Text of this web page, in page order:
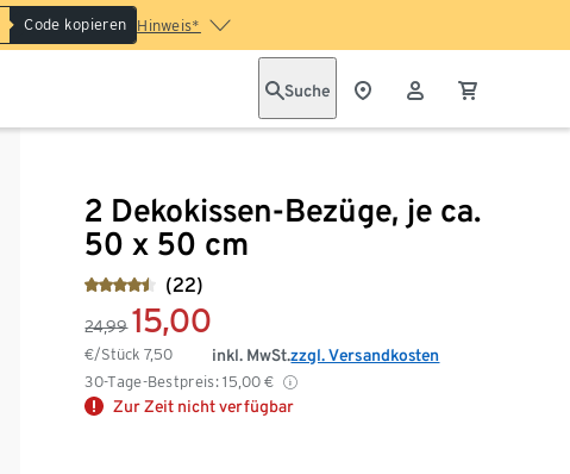
Code kopieren Hinweis*
Suche
2 Dekokissen-Bezüge, je ca.
50 x 50 cm
(22)
24,99 15,00
€/Stück7,50
30-Tage-Bestpreis: 15,00 €
inkl. MwSt.zzgl. Versandkosten
Zur Zeit nicht verfügbar